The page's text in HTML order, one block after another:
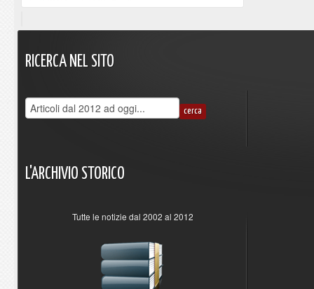
RICERCA NEL SITO
L'ARCHIVIO STORICO
Tutte le notizie dal 2002 al 2012